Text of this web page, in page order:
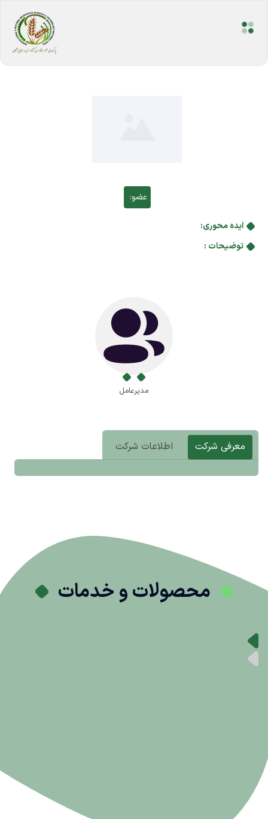
عضو:
ایده محوری:
توضیحات :
مدیرعامل
معرفی شرکت اطلاعات شرکت
محصولات و خدمات